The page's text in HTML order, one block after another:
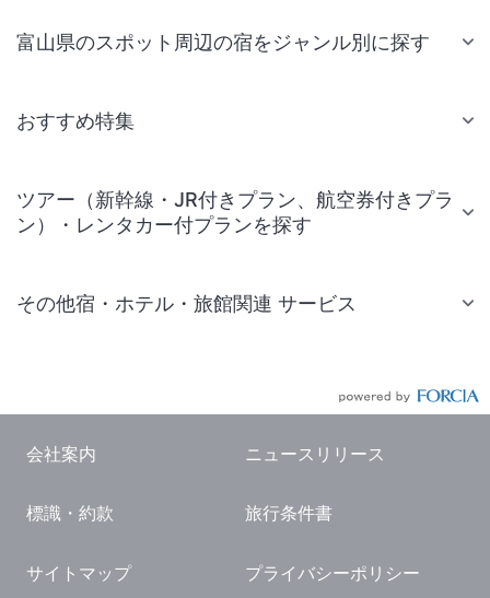
富山県のスポット周辺の宿をジャンル別に探す
おすすめ特集
ツアー（新幹線・JR付きプラン、航空券付きプラ
ン）・レンタカー付プランを探す
その他宿・ホテル・旅館関連 サービス
国内観光ガイド
旅行・観光情報
会社案内 ニュースリリース
標識・約款 旅行条件書
サイトマップ プライバシーポリシー